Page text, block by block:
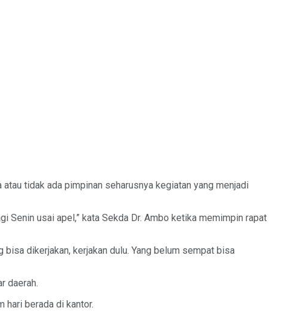
tidak ada pimpinan seharusnya kegiatan yang menjadi
Senin usai apel,” kata Sekda Dr. Ambo ketika memimpin rapat
dikerjakan, kerjakan dulu. Yang belum sempat bisa
daerah.
hari berada di kantor.